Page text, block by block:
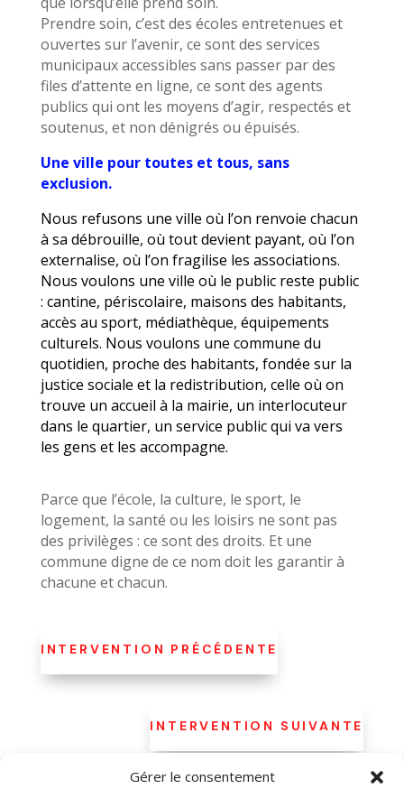
Gérer le consentement
Prendre soin, c’est des écoles entretenues et
ouvertes sur l’avenir, ce sont des services
municipaux accessibles sans passer par des
files d’attente en ligne, ce sont des agents
publics qui ont les moyens d’agir, respectés et
soutenus, et non dénigrés ou épuisés.
Une ville pour toutes et tous, sans
exclusion.
Nous refusons une ville où l’on renvoie chacun
à sa débrouille, où tout devient payant, où l’on
externalise, où l’on fragilise les associations.
Nous voulons une ville où le public reste public
: cantine, périscolaire, maisons des habitants,
accès au sport, médiathèque, équipements
culturels. Nous voulons une commune du
quotidien, proche des habitants, fondée sur la
justice sociale et la redistribution, celle où on
trouve un accueil à la mairie, un interlocuteur
dans le quartier, un service public qui va vers
les gens et les accompagne.
Parce que l’école, la culture, le sport, le
logement, la santé ou les loisirs ne sont pas
des privilèges : ce sont des droits. Et une
commune digne de ce nom doit les garantir à
chacune et chacun.
INTERVENTION PRÉCÉDENTE
INTERVENTION SUIVANTE